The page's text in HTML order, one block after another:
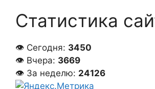
Статистика
👁 Сегодня: 3450
👁 Вчера: 3669
👁 За неделю: 24126